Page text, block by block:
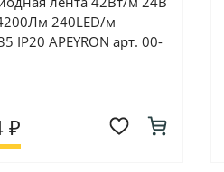
240LED/м
IP20 APEYRON арт. 00-
₽